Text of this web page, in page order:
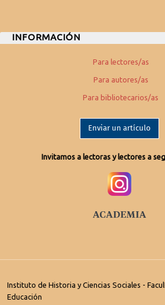
INFORMACIÓN
Para lectores/as
Para autores/as
Para bibliotecarios/as
Enviar un artículo
Invitamos a lectoras y lectores a
Instituto de Historia y Ciencias Sociales -
Educación